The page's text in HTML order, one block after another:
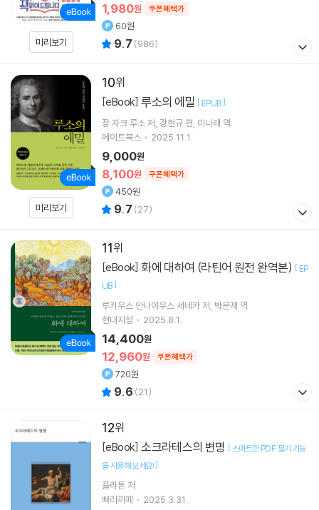
미리보기
1,980원 쿠폰혜택가
60원
9.7 (986)
10
미리보기
[eBook] 루소의 에밀 [ EPUB]
장 자크 루소 저 강현규 편 이나래 역
메이트북스
2025.11.1.
8,100원 쿠폰혜택가
9,000원
450원
9.7 (27)
11
[eBook] 화에 대하여 (라틴어 원전 완역본) [ EP
UB]
루키우스 안나이우스 세네카저 박문재 역
현대지성
2025.8.1.
12,960원 쿠폰혜택가
14,400원
720원
9.6 (21)
12
[eBook] 소크라테스의 변명 [스마트한 PDF 필기 기능
을 사용해 보세요!]
플라톤 저
빠리까페
2025.3.31.